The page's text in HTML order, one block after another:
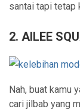
santai tapi tetap
2. AILEE
Nah, buat kamu
cari jilbab yang